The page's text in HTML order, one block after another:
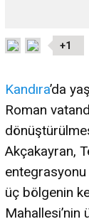
+1
Kandıra’da
Roman
Akçakayran,
entegrasyonu
üç bölgenin